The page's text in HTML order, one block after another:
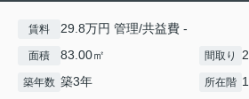
賃料 29.8万円 管理/共益費 -
面積 83.00㎡ 間取り
築年数 築3年 所在階